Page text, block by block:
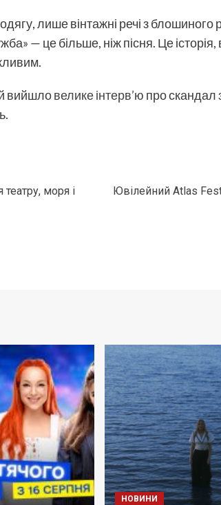
лише вінтажні речі з блошиного
— це більше, ніж пісня. Це
вийшловелике інтерв’ю про
моря і
Ювілейний Atlas
НОВИНИ